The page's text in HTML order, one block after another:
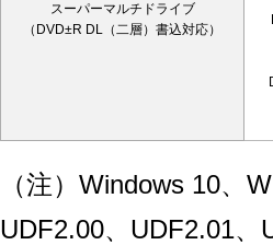
スーパーマルチドライブ
（DVD±R DL（二層）書込対応）
（注）Windows 10、
UDF2.00、UDF2.01